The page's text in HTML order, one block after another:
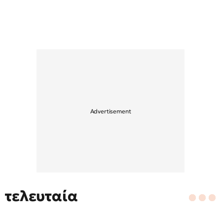
τελευταία